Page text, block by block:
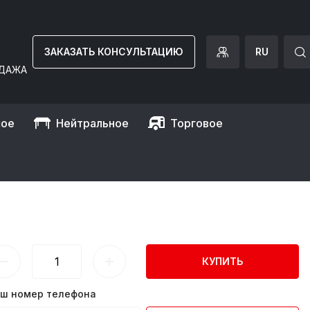
ЗАКАЗАТЬ КОНСУЛЬТАЦИЮ RU
Нейтральное Торговое
GGM Gastro
GGM GASTRO
КУПИТЬ
номер телефона